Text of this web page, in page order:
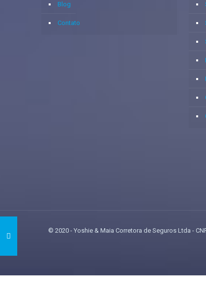
Blog
Contato
© 2020 - Yoshie & Maia Corretora de Seguros Ltda -